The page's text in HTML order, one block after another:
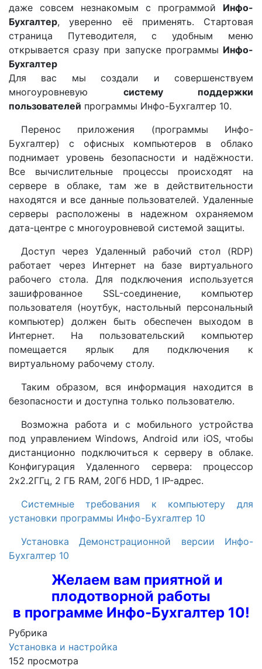
даже совсем незнакомым с программой Инфо-
Бухгалтер, уверенно её применять. Стартовая
страница Путеводителя, с удобным меню
открывается сразу при запуске программы Инфо-
Бухгалтер
Для вас мы создали и совершенствуем
многоуровневую систему поддержки
пользователей программы Инфо-Бухгалтер 10.
Перенос приложения (программы Инфо-
Бухгалтер) с офисных компьютеров в облако
поднимает уровень безопасности и надёжности.
Все вычислительные процессы происходят на
сервере в облаке, там же в действительности
находятся и все данные пользователей. Удаленные
серверы расположены в надежном охраняемом
дата-центре с многоуровневой системой защиты.
Доступ через Удаленный рабочий стол (RDP)
работает через Интернет на базе виртуального
рабочего стола. Для подключения используется
зашифрованное SSL-соединение, компьютер
пользователя (ноутбук, настольный персональный
компьютер) должен быть обеспечен выходом в
Интернет. На пользовательский компьютер
помещается ярлык для подключения к
виртуальному рабочему столу.
Таким образом, вся информация находится в
безопасности и доступна только пользователю.
Возможна работа и с мобильного устройства
под управлением Windows, Android или iOS, чтобы
дистанционно подключиться к серверу в облаке.
Конфигурация Удаленного сервера: процессор
2x2.2ГГц, 2 ГБ RAM, 20Гб HDD, 1 IP-адрес.
Системные требования к компьютеру для
установки программы Инфо-Бухгалтер 10
Установка Демонстрационной версии Инфо-
Бухгалтер 10
Желаем вам приятной и
плодотворной работы
в программе Инфо-Бухгалтер 10!
Рубрика
Установка и настройка
152 просмотра